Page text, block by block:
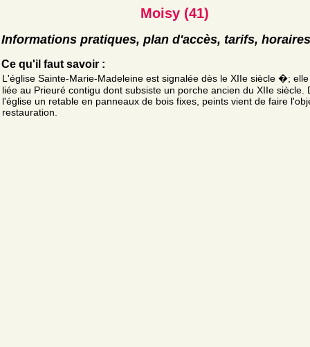
Moisy (41)
Informations pratiques, plan d'accès, tarifs, horaires
Ce qu'il faut savoir :
L'église Sainte-Marie-Madeleine est signalée dès le XIIe siècle �;
liée au Prieuré contigu dont subsiste un porche ancien du XIIe siècle.
l'église un retable en panneaux de bois fixes, peints vient de faire
restauration.